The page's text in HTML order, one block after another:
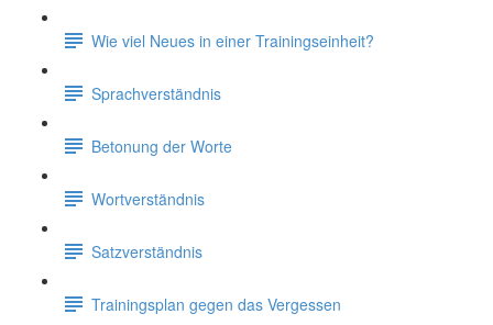
Wie viel Neues in einer Trainingseinheit?
Sprachverständnis
Betonung der Worte
Wortverständnis
Satzverständnis
Trainingsplan gegen das Vergessen